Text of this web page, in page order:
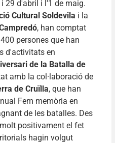
29 d'abril i l'1 de maig.
Cultural Soldevila i la
, han comptat
persones que han
d'activitats en
de la Batalla de
amb la col·laboració de
de Cruïlla, que han
Fem memòria en
de les batalles. Des
positivament el fet
hagin volgut